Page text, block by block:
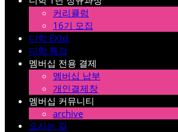
커리큘럼
16기 모집
디학 EXtd.
디학 특강
멤버십 전용 결제
멤버십 납부
개인결제창
멤버십 커뮤니티
archive
오시는 길